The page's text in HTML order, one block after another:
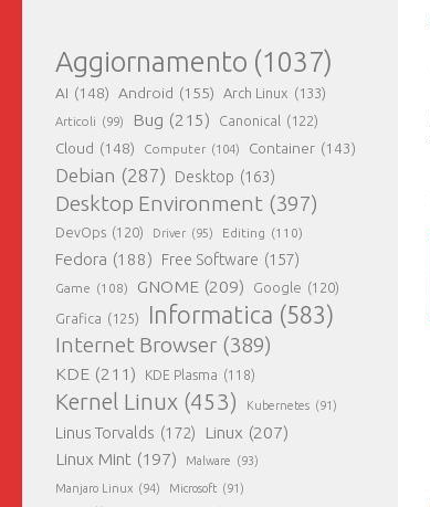
Aggiornamento (1037)
AI (148) Android (155) Arch Linux (133)
Articoli (99) Bug (215) Canonical (122)
Cloud (148) Computer (104) Container (143)
Debian (287) Desktop (163)
Desktop Environment (397)
DevOps (120) Driver (95) Editing (110)
Fedora (188) Free Software (157)
Game (108) GNOME (209) Google (120)
Grafica (125) Informatica (583)
Internet Browser (389)
KDE (211) KDE Plasma (118)
Kernel Linux (453) Kubernetes (91)
Linus Torvalds (172) Linux (207)
Linux Mint (197) Malware (93)
Manjaro Linux (94) Microsoft (91)